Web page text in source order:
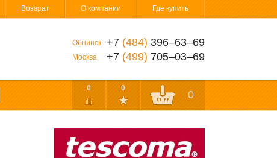
Возврат О компании Где купить
Обнинск +7 (484) 396‒63‒69
Москва +7 (499) 705‒03‒69
0 0
0